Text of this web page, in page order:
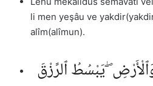
li men yeşâu ve
alîm(alîmun).
يَبْسُطُ ٱلرِّزْقَ